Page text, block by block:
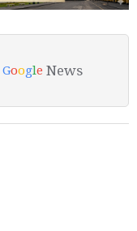
Google News